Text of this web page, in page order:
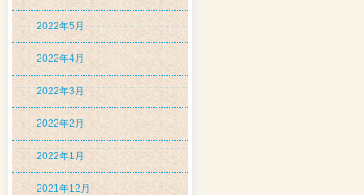
2022年5月
2022年4月
2022年3月
2022年2月
2022年1月
2021年12月